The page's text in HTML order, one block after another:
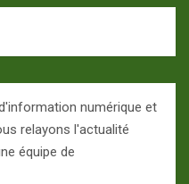
numérique et
relayons l'actualité
équipe de